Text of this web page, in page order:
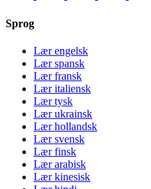
Sprog
Lær engelsk
Lær spansk
Lær fransk
Lær italiensk
Lær tysk
Lær ukrainsk
Lær hollandsk
Lær svensk
Lær finsk
Lær arabisk
Lær kinesisk